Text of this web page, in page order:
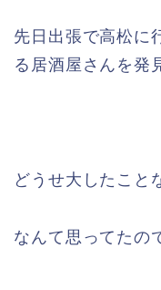
先日出張で高松に
る居酒屋さんを発
どうせ大したこと
なんて思ってたの